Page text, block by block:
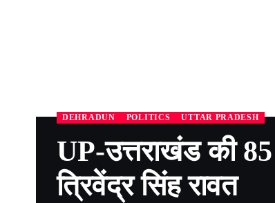
DEHRADUN POLITICS UTTAR PRADESH
UP-उत्तराखंड की
त्रिवेंद्र सिंह रावत